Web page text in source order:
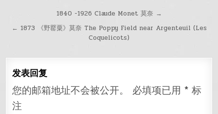
章
航
1840 -1926 Claude Monet 莫奈 →
← 1873 《野罂粟》莫奈 The Poppy Field near Argenteuil (Les
Coquelicots)
发表回复
您的邮箱地址不会被公开。 必填项已用* 标
注